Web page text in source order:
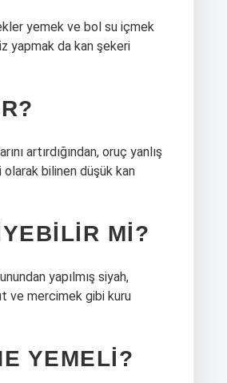
yemek ve bol su içmek
yapmak da kan şekeri
artırdığından, oruç yanlış
bilinen düşük kan
MI?
yapılmış siyah,
ve mercimek gibi kuru
YEMELI?